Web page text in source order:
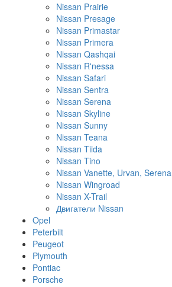
Nissan Prairie
Nissan Presage
Nissan Primastar
Nissan Primera
Nissan Qashqai
Nissan R'nessa
Nissan Safari
Nissan Sentra
Nissan Serena
Nissan Skyline
Nissan Sunny
Nissan Teana
Nissan Tiida
Nissan Tino
Nissan Vanette, Urvan, Serena
Nissan Wingroad
Nissan X-Trail
Двигатели Nissan
Opel
Peterbilt
Peugeot
Plymouth
Pontiac
Porsche